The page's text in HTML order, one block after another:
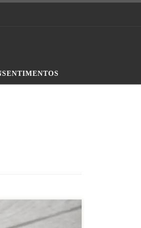
exame no Hospital